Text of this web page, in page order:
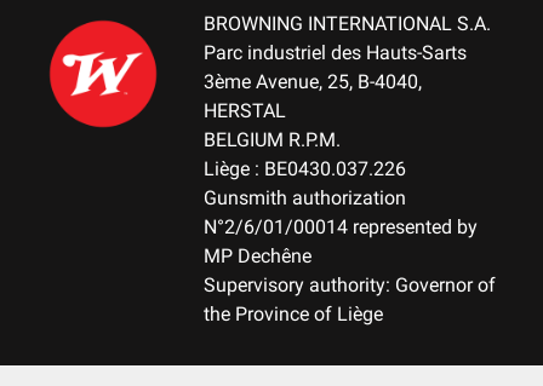
BROWNING INTERNATIONAL S.A.
Parc industriel des Hauts-Sarts
3ème Avenue, 25, B-4040,
HERSTAL
BELGIUM R.P.M.
Liège : BE0430.037.226
Gunsmith authorization
N°2/6/01/00014 represented by
MP Dechêne
Supervisory authority: Governor of
the Province of Liège